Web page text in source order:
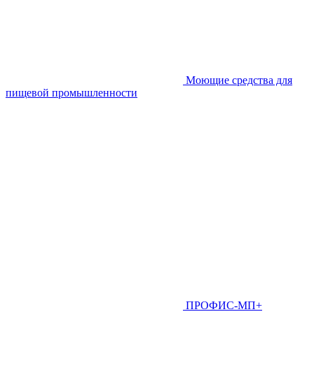
Моющие средства для
пищевой промышленности
ПРОФИС-МП+